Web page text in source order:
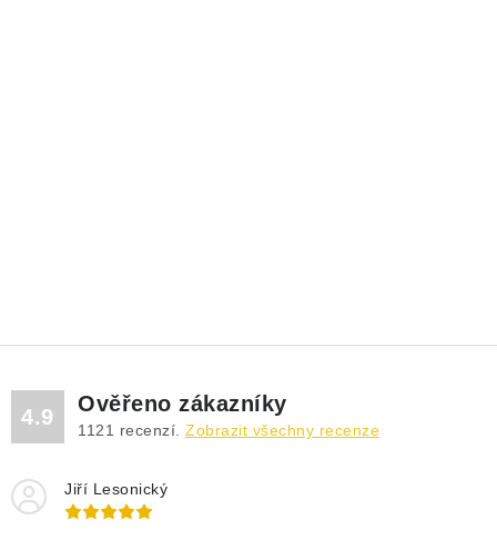
4.9
Ověřeno zákazníky
1121 recenzí. Zobrazit všechny recenze
Jiří Lesonický